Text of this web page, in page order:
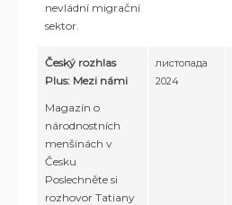
nevládní migrační
sektor.
Český rozhlas
Plus: Mezi námi
Magazín o
národnostních
menšinách v
Česku
Poslechněte si
rozhovor Tatiany
листопада
2024